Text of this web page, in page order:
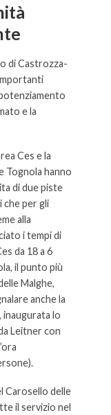
di Castrozza-
e la
Ces e la
Tognola hanno
di due piste
che per gli
alla
i tempi di
da 18 a 6
il punto più
Malghe,
anche la
inaugurata lo
Leitner con
Carosello delle
il servizio nel